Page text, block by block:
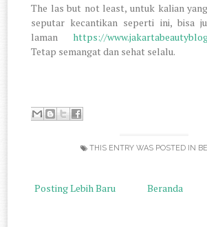
The las but not least, untuk kalian
seputar kecantikan seperti ini, bisa
laman https://
Tetap semangat dan sehat selalu.
THIS ENTRY WAS POSTED IN
Posting Lebih Baru Beranda